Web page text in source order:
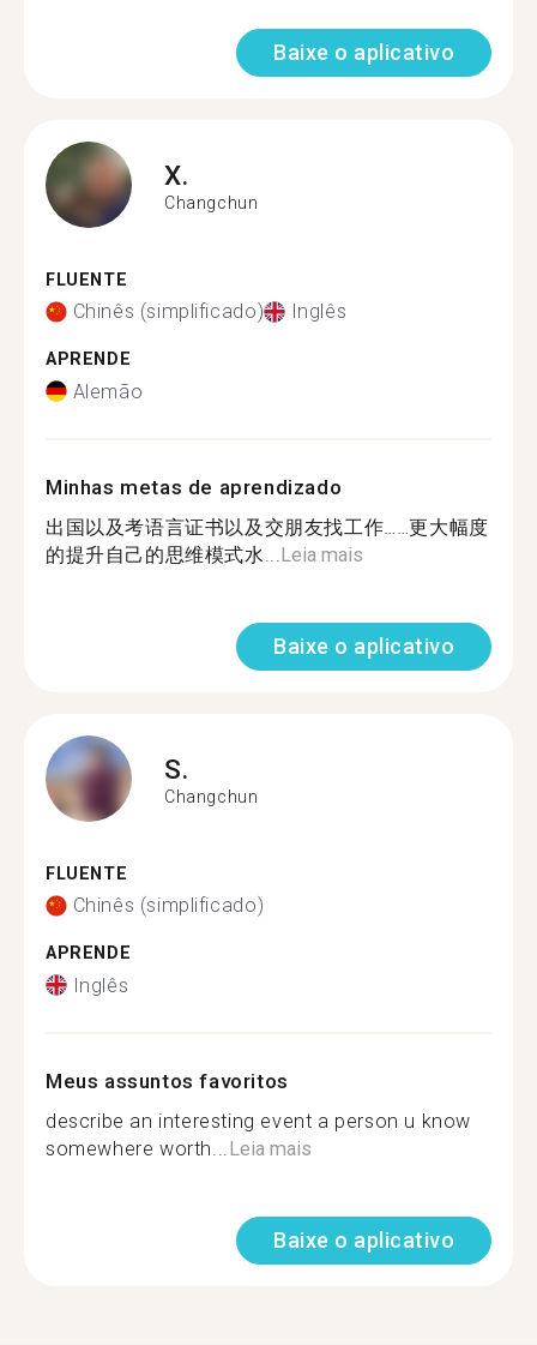
Baixe o aplicativo
X.
Changchun
FLUENTE
Chinês (simplificado) Inglês
APRENDE
Alemão
Minhas metas de aprendizado
出国以及考语言证书以及交朋友找工作……更大幅度
的提升自己的思维模式水... Leia mais
Baixe o aplicativo
S.
Changchun
FLUENTE
Chinês (simplificado)
APRENDE
Inglês
Meus assuntos favoritos
describe an interesting event a person u know
somewhere worth... Leia mais
Baixe o aplicativo